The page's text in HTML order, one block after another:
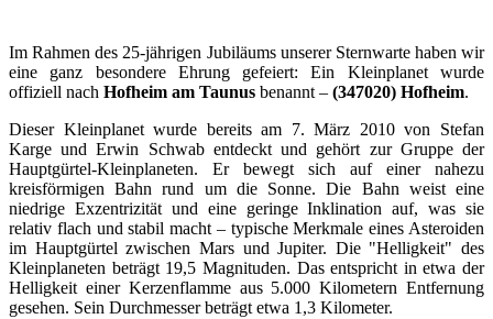
Im Rahmen des 25-jährigen Jubiläums unserer Sternwarte haben wir
eine ganz besondere Ehrung gefeiert: Ein Kleinplanet wurde
offiziell nach Hofheim am Taunus benannt – (347020) Hofheim.
Dieser Kleinplanet wurde bereits am 7. März 2010 von Stefan
Karge und Erwin Schwab entdeckt und gehört zur Gruppe der
Hauptgürtel-Kleinplaneten. Er bewegt sich auf einer nahezu
kreisförmigen Bahn rund um die Sonne. Die Bahn weist eine
niedrige Exzentrizität und eine geringe Inklination auf, was sie
relativ flach und stabil macht – typische Merkmale eines Asteroiden
im Hauptgürtel zwischen Mars und Jupiter. Die "Helligkeit" des
Kleinplaneten beträgt 19,5 Magnituden. Das entspricht in etwa der
Helligkeit einer Kerzenflamme aus 5.000 Kilometern Entfernung
gesehen. Sein Durchmesser beträgt etwa 1,3 Kilometer.